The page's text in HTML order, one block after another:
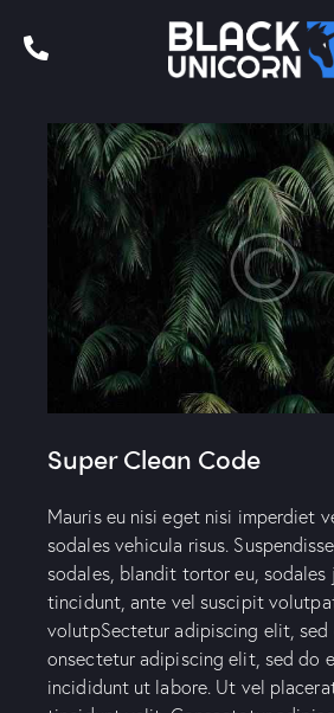
Super Clean Code
Mauris eu nisi eget nisi imperdiet
sodales vehicula risus.
sodales, blandit tortor eu, sodales
tincidunt, ante vel suscipit
volutpSectetur adipiscing elit, sed
onsectetur adipiscing elit, sed do
incididunt ut labore. Ut vel